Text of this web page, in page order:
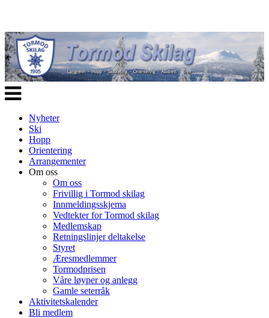
Veksle
navigasjon
Nyheter
Ski
Hopp
Orientering
Arrangementer
Om oss
Om oss
Frivillig i Tormod skilag
Innmeldingsskjema
Vedtekter for Tormod skilag
Medlemskap
Retningslinjer deltakelse
Styret
Æresmedlemmer
Tormodprisen
Våre løyper og anlegg
Gamle seterråk
Aktivitetskalender
Bli medlem